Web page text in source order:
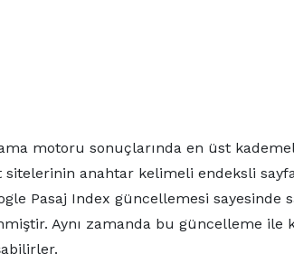
motoru sonuçlarında en üst
anahtar kelimeli endeksli
Pasaj Index güncellemesi sayesinde
Aynı zamanda bu güncelleme ile